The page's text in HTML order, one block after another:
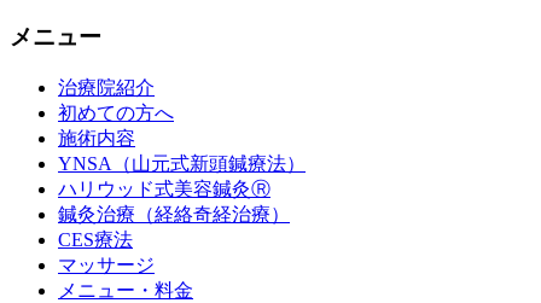
メニュー
治療院紹介
初めての方へ
施術内容
YNSA（山元式新頭鍼療法）
ハリウッド式美容鍼灸Ⓡ
鍼灸治療（経絡奇経治療）
CES療法
マッサージ
メニュー・料金